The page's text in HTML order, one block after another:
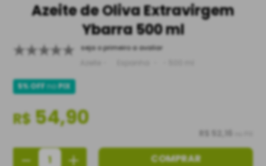
Azeite de Oliva Extravirgem
Ybarra 500 ml
seja o primeiro a avaliar
5% OFFnoPIX
R$54,90
R$ 52,16
＋
－ COMPRAR